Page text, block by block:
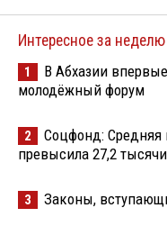
Интересное за неделю
1
В Абхазии
молодёжный форум
2
Соцфонд: Средняя
превысила 27,2 тысячи
3 Законы,